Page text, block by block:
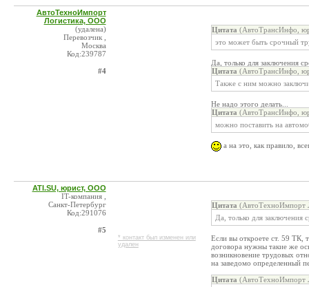
АвтоТехноИмпорт
Логистика, ООО
(удалена)
Перевозчик ,
Москва
Код:239787
#4
Цитата (АвтоТрансИнфо,
это может быть срочный
Да, только для заключения
Цитата (АвтоТрансИнфо,
Также с ним можно
Не надо этого делать...
Цитата (АвтоТрансИнфо,
можно поставить на
а на это, как правило,
ATI.SU, юрист, ООО
IT-компания ,
Санкт-Петербург
Код:291076
#5
* контакт был изменен или
удален
Цитата (АвтоТехноИмпорт
Да, только для
Если вы откроете ст. 59 ТК,
договора нужны такие же
возникновение трудовых
на заведомо определенный
Цитата (АвтоТехноИмпорт